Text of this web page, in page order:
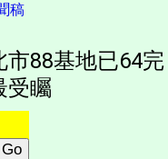
稿
88基地已64完
矚